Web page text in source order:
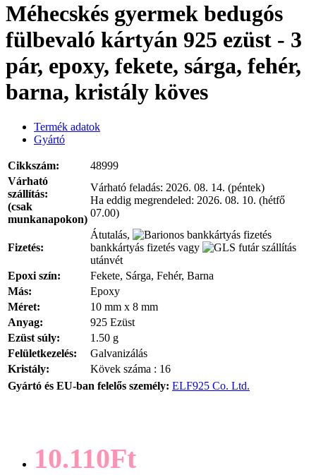
Méhecskés gyermek bedugós
fülbevaló kártyán 925 ezüst - 3
pár, epoxy, fekete, sárga, fehér,
barna, kristály köves
Termék adatok
Gyártó
Cikkszám:
48999
Várható
szállítás:
(csak
munkanapokon)
Várható feladás: 2026. 08. 14. (péntek)
Ha eddig megrendeled: 2026. 08. 10. (hétfő
07.00)
Fizetés:
Átutalás,
bankkártyás fizetés vagy
utánvét
Epoxi szín:
Fekete, Sárga, Fehér, Barna
Más:
Epoxy
Méret:
10 mm x 8 mm
Anyag:
925 Ezüst
Ezüst súly:
1.50 g
Felületkezelés:
Galvanizálás
Kristály:
Kövek száma : 16
Gyártó és EU-ban felelős személy: ELF925 Co. Ltd.
10.110Ft